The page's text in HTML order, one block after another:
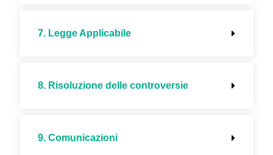
7. Legge Applicabile
8. Risoluzione delle controversie
9. Comunicazioni